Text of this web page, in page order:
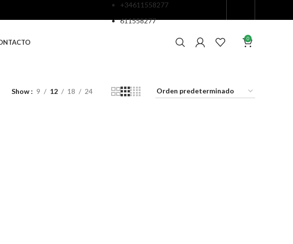
+34611558277
611558277
0
Show 9 12 18 24